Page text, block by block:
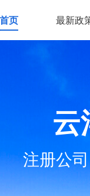
首页 最新政
云
注册公